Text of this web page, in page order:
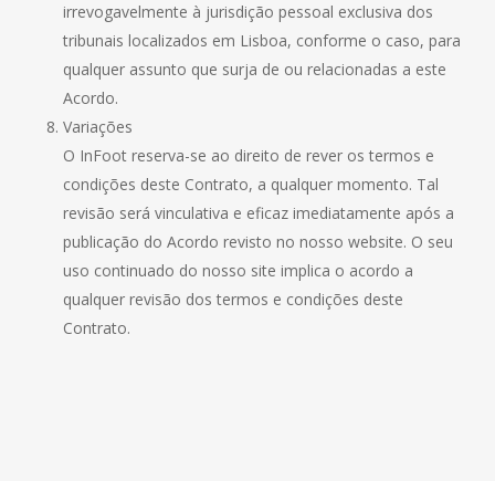
irrevogavelmente à jurisdição pessoal exclusiva dos
tribunais localizados em Lisboa, conforme o caso, para
qualquer assunto que surja de ou relacionadas a este
Acordo.
Variações
O InFoot reserva-se ao direito de rever os termos e
condições deste Contrato, a qualquer momento. Tal
revisão será vinculativa e eficaz imediatamente após a
publicação do Acordo revisto no nosso website. O seu
uso continuado do nosso site implica o acordo a
qualquer revisão dos termos e condições deste
Contrato.